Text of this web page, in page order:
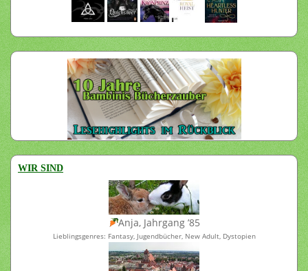
WIR SIND
Anja, Jahrgang ’85
Lieblingsgenres: Fantasy, Jugendbücher, New Adult, Dystopien